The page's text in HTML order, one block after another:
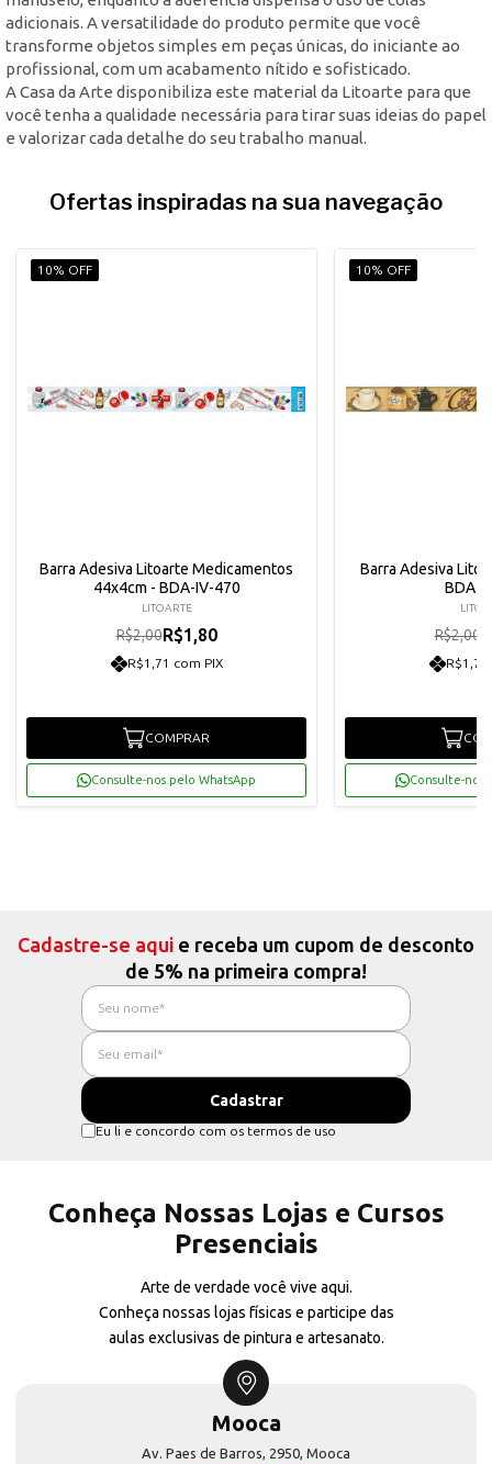
adicionais. A versatilidade do produto permite que você
transforme objetos simples em peças únicas, do iniciante ao
profissional, com um acabamento nítido e sofisticado.
A Casa da Arte disponibiliza este material da Litoarte para que
você tenha a qualidade necessária para tirar suas ideias do papel
e valorizar cada detalhe do seu trabalho manual.
Ofertas inspiradas na sua navegação
10% OFF
Barra Adesiva Litoarte Medicamentos
44x4cm - BDA-IV-470
LITOARTE
R$2,00R$1,80
R$1,71 com PIX
COMPRAR
Consulte-nos pelo WhatsApp
10% OFF
Barra Adesiva
BDA-
R$2,00
R$1,71
Consulte-nos
Cadastre-se aqui e receba um cupom de desconto
de 5% na primeira compra!
Eu li e concordo com os termos de uso
Conheça Nossas Lojas e Cursos
Presenciais
Arte de verdade você vive aqui.
Conheça nossas lojas físicas e participe das
aulas exclusivas de pintura e artesanato.
Mooca
Av. Paes de Barros, 2950, Mooca